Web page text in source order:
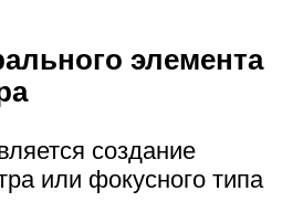
элемента
создание
или фокусного типа